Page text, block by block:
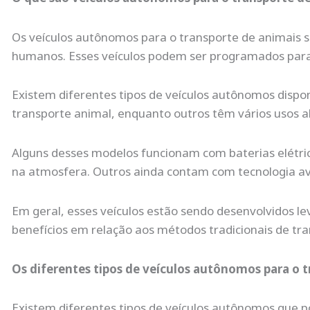
Os veículos autônomos para o transporte de
humanos. Esses veículos podem ser programados
Existem diferentes tipos de veículos autônomos
transporte animal, enquanto outros têm vários usos
Alguns desses modelos funcionam com baterias
na atmosfera. Outros ainda contam com tecnologia
Em geral, esses veículos estão sendo desenvolvidos
benefícios em relação aos métodos tradicionais de
Os diferentes tipos de veículos autônomos para o